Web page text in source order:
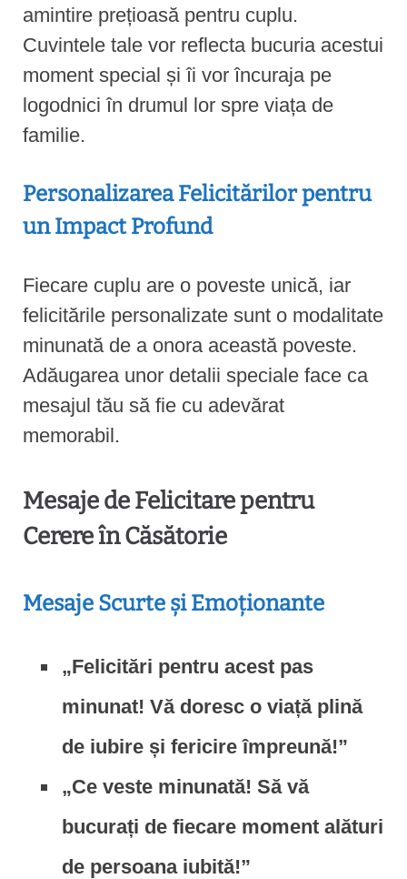
amintire prețioasă pentru cuplu.
Cuvintele tale vor reflecta bucuria acestui
moment special și îi vor încuraja pe
logodnici în drumul lor spre viața de
familie.
Personalizarea Felicitărilor pentru
un Impact Profund
Fiecare cuplu are o poveste unică, iar
felicitările personalizate sunt o modalitate
minunată de a onora această poveste.
Adăugarea unor detalii speciale face ca
mesajul tău să fie cu adevărat
memorabil.
Mesaje de Felicitare pentru
Cerere în Căsătorie
Mesaje Scurte și Emoționante
„Felicitări pentru acest pas
minunat! Vă doresc o viață plină
de iubire și fericire împreună!”
„Ce veste minunată! Să vă
bucurați de fiecare moment alături
de persoana iubită!”